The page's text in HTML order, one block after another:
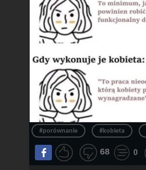
#porównanie #kobieta
68 0